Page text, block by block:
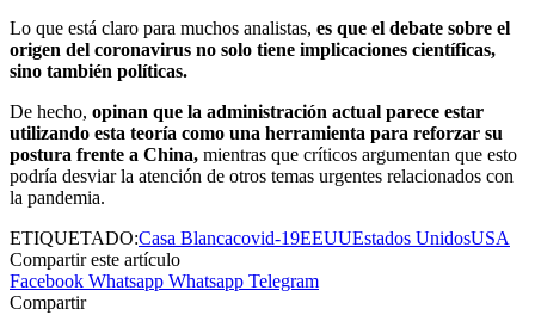
Lo que está claro para muchos analistas, es que el debate sobre el
origen del coronavirus no solo tiene implicaciones científicas,
sino también políticas.
De hecho, opinan que la administración actual parece estar
utilizando esta teoría como una herramienta para reforzar su
postura frente a China, mientras que críticos argumentan que esto
podría desviar la atención de otros temas urgentes relacionados con
la pandemia.
ETIQUETADO:Casa Blancacovid-19EEUUEstados UnidosUSA
Compartir este artículo
Facebook Whatsapp Whatsapp Telegram
Compartir